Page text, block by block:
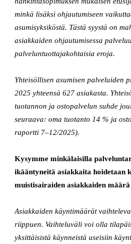
minkä lisäksi ohjautumiseen
asumisyksiköstä. Tästä syystä on
asiakkaiden ohjautumisessa
palveluntuottajakohtaisia eroja.
Yhteisöllisen asumisen palveluiden
2025 yhteensä 627 asiakasta.
tuotannon ja ostopalvelun suhde
seuraava: oma tuotanto 14 % ja
raportti 7–12/2025).
Kysymme minkälaisilla
ikääntyneitä asiakkaita hoidetaan
muistisairaiden asiakkaiden
Asiakkaiden käyntimäärät
riippuen. Vaihteluväli voi olla
yksittäisistä käynneistä useisiin